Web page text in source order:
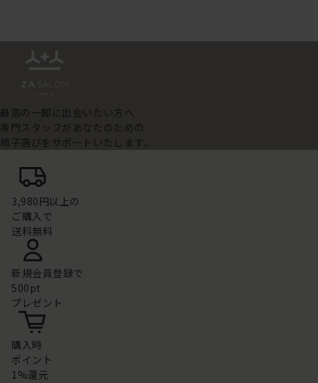
最高の一脚に出会いたい方へ
専門スタッフがあなたのための
椅子選びをサポートいたします。
3,980円以上の
ご購入で
送料無料
新規会員登録で
500pt
プレゼント
購入時
ポイント
1%還元